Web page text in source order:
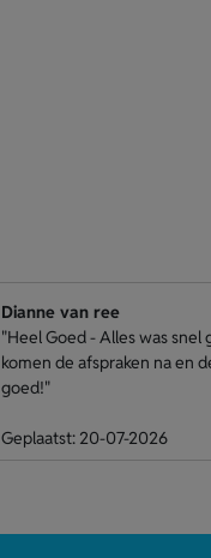
Dianne van ree
"Heel Goed - Alles was snel
komen de afspraken na en
goed!"
Geplaatst: 20-07-2026